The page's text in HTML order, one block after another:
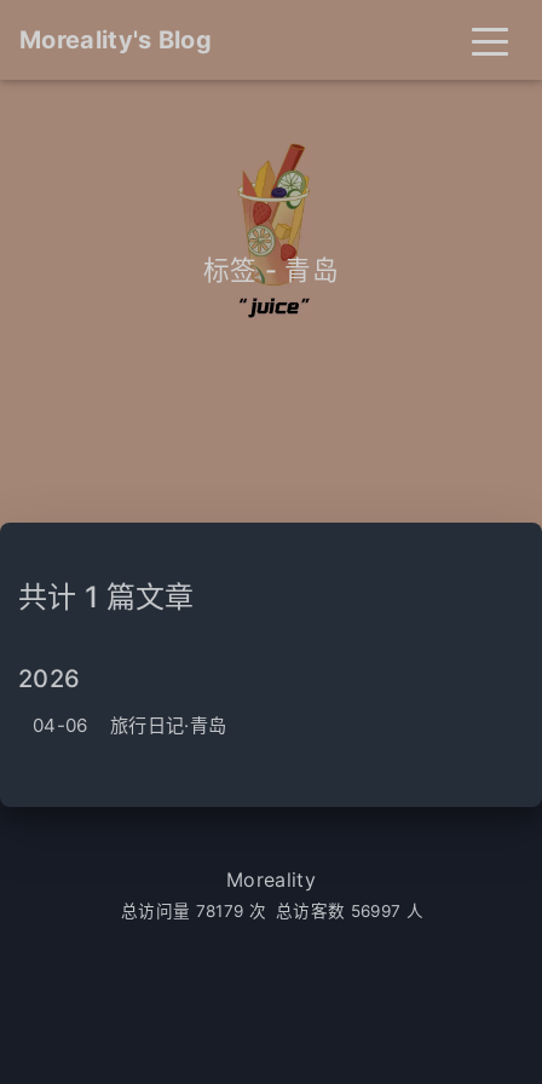
Moreality's Blog
标签 - 青岛
共计 1 篇文章
2026
04-06 旅行日记·青岛
Moreality
总访问量 78179 次 总访客数 56997 人